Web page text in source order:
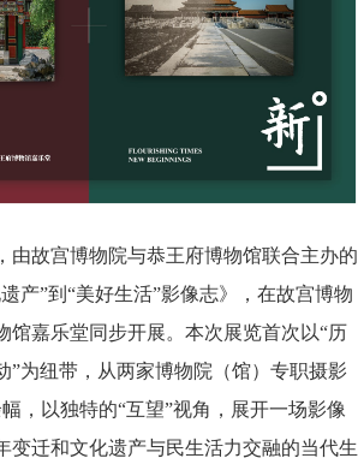
由故宫博物院与恭王府博物馆联合主办的
产”到“美好生活”影像志》，在故宫博物
馆嘉乐堂同步开展。本次展览首次以“历
”为纽带，从两家博物院（馆）专职摄影
，以独特的“互望”视角，展开一场影像
变迁和文化遗产与民生活力交融的当代生